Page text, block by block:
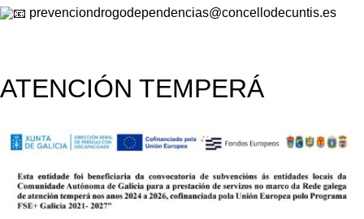
prevenciondrogodependencias@concellodecuntis.es
ATENCIÓN TEMPERÁ